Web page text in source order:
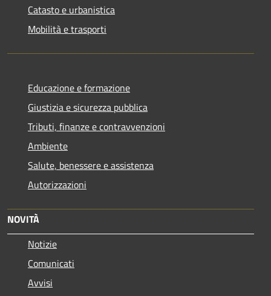
Catasto e urbanistica
Mobilità e trasporti
Educazione e formazione
Giustizia e sicurezza pubblica
Tributi, finanze e contravvenzioni
Ambiente
Salute, benessere e assistenza
Autorizzazioni
NOVITÀ
Notizie
Comunicati
Avvisi